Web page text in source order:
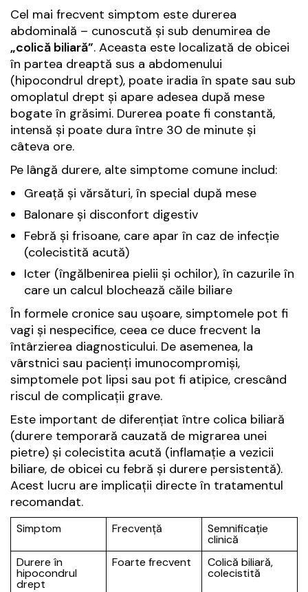
Cel mai frecvent simptom este durerea
abdominală – cunoscută și sub denumirea de
„colică biliară”. Aceasta este localizată de obicei
în partea dreaptă sus a abdomenului
(hipocondrul drept), poate iradia în spate sau sub
omoplatul drept și apare adesea după mese
bogate în grăsimi. Durerea poate fi constantă,
intensă și poate dura între 30 de minute și
câteva ore.
Pe lângă durere, alte simptome comune includ:
Greață și vărsături, în special după mese
Balonare și disconfort digestiv
Febră și frisoane, care apar în caz de infecție
(colecistită acută)
Icter (îngălbenirea pielii și ochilor), în cazurile în
care un calcul blochează căile biliare
În formele cronice sau ușoare, simptomele pot fi
vagi și nespecifice, ceea ce duce frecvent la
întârzierea diagnosticului. De asemenea, la
vârstnici sau pacienți imunocompromiși,
simptomele pot lipsi sau pot fi atipice, crescând
riscul de complicații grave.
Este important de diferențiat între colica biliară
(durere temporară cauzată de migrarea unei
pietre) și colecistita acută (inflamație a vezicii
biliare, de obicei cu febră și durere persistentă).
Acest lucru are implicații directe în tratamentul
recomandat.
Simptom Frecvență Semnificație
clinică
Durere în
hipocondrul
drept
Foarte frecvent Colică biliară,
colecistită